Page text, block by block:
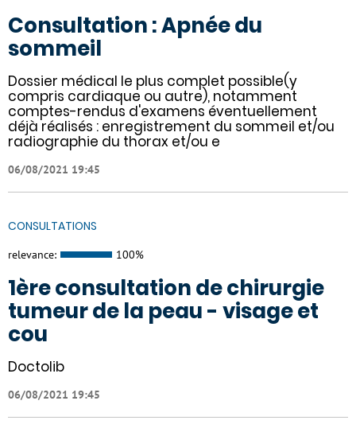
Consultation : Apnée du
sommeil
Dossier médical le plus complet possible(y
compris cardiaque ou autre), notamment
comptes-rendus d'examens éventuellement
déjà réalisés : enregistrement du sommeil et/ou
radiographie du thorax et/ou e
06/08/2021 19:45
CONSULTATIONS
relevance: 100%
1ère consultation de chirurgie
tumeur de la peau - visage et
cou
Doctolib
06/08/2021 19:45